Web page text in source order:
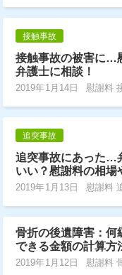
接触事故
接触事故の被害に…
弁護士に相談！
2019年1月14日 慰謝料
追突事故
追突事故にあった…
いい？慰謝料の相場
2019年1月13日 慰謝料
骨折の後遺障害：何
できる金額の計算方
2019年1月12日 慰謝料